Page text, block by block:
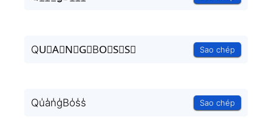
QU⃣A⃣N⃣G⃣BO⃣S⃣S⃣ Sao chép
Qu̾a̾n̾g̾Bo̾s̾s̾ Sao chép